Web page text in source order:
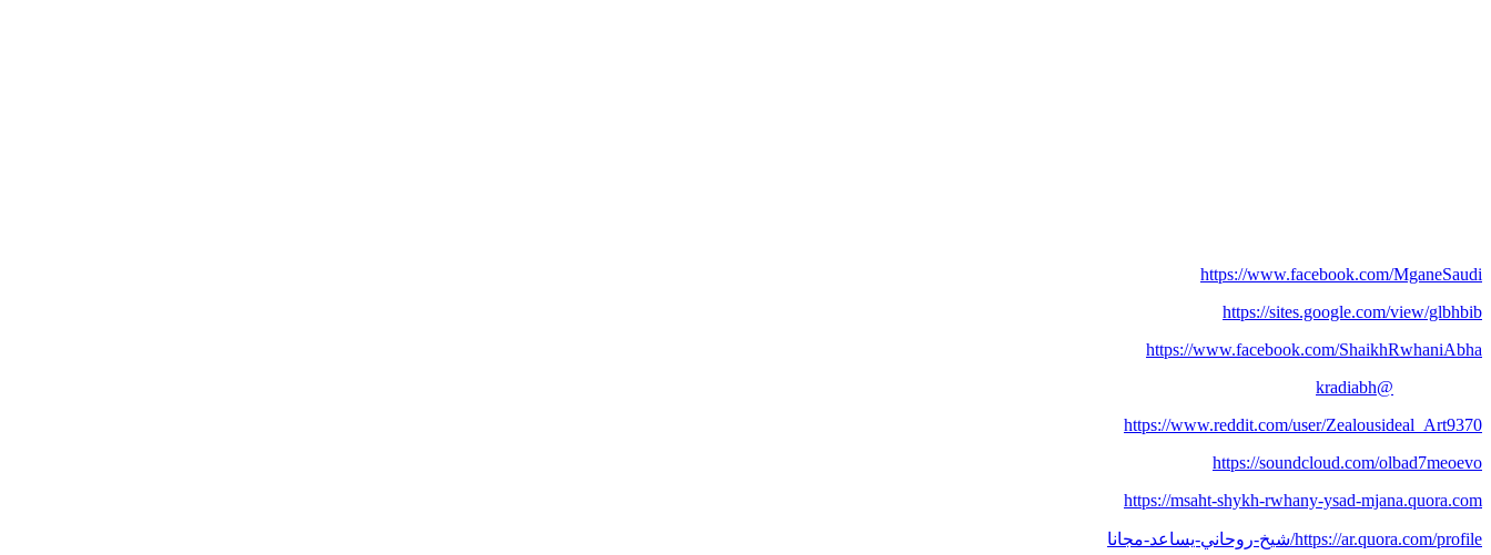
https://www.facebook.com/MganeSaudi
https://sites.google.com/view/glbhbib
https://www.facebook.com/ShaikhRwhaniAbha
@kradiabh
https://www.reddit.com/user/Zealousideal_Art9370
https://soundcloud.com/olbad7meoevo
https://msaht-shykh-rwhany-ysad-mjana.quora.com
https://ar.quora.com/profile/شيخ-روحاني-يساعد-مجانا